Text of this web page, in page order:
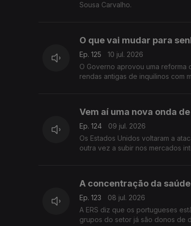
Sousa Carvalho.
O que vai mudar para
Ep. 125
10 jul. 2026
O Governo aprovou uma reforma
rendas antigas de inquilinos com
Vem aí uma nova onda
Ep. 124
09 jul. 2026
Os Estados Unidos voltaram a atacar o
outra vez a subir nos mercados
A concentração da
Ep. 123
08 jul. 2026
A ERS diz que os portugueses
grupos do setor já são donos de